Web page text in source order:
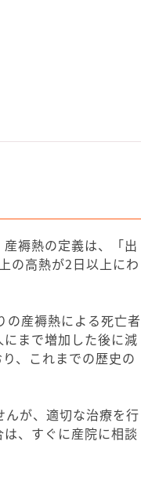
褥熱の定義は、「出
の高熱が2日以上にわ
の産褥熱による死亡者
まで増加した後に減
、これまでの歴史の
が、適切な治療を行
、すぐに産院に相談